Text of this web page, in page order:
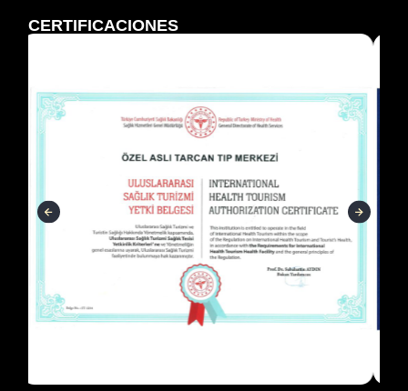
CERTIFICACIONES